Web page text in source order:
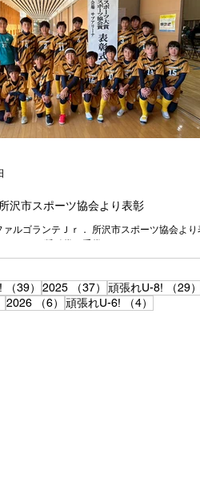
なもっと強くなれます！！ とにかく、本当に
でした👏 おめでとう🎊
沢市スポーツ協会より表彰
ァルゴランテＪｒ． 所沢市スポーツ協会より
けました.奨励賞・受賞
（39） 39件の記事
2025 （37） 37件の記事
頑張れU-8! （29）
8件の記事
2026 （6） 6件の記事
頑張れU-6! （4）